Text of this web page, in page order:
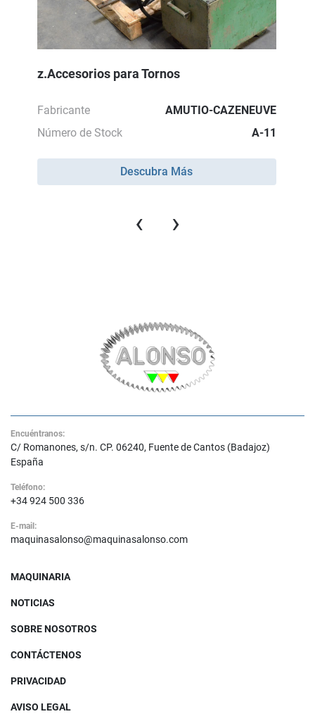
z.Accesorios para Tornos
Fabricante
AMUTIO-CAZENEUVE
Número de Stock
A-11
Descubra Más
‹ ›
Encuéntranos:
C/ Romanones, s/n. CP. 06240, Fuente de Cantos (Badajoz)
España
Teléfono:
+34 924 500 336
E-mail:
maquinasalonso@maquinasalonso.com
MAQUINARIA
NOTICIAS
SOBRE NOSOTROS
CONTÁCTENOS
PRIVACIDAD
AVISO LEGAL